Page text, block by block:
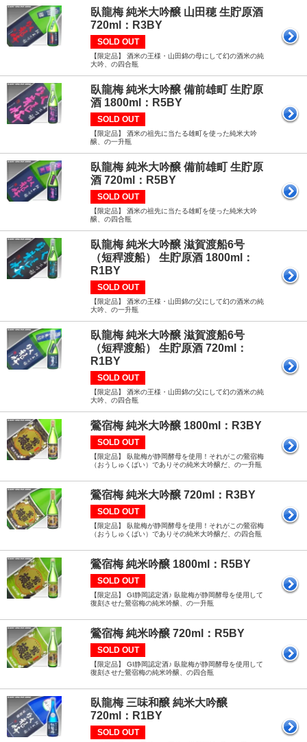
臥龍梅 純米大吟醸 山田穂 生貯原酒
720ml：R3BY
SOLD OUT
【限定品】 酒米の王様・山田錦の母にして幻の酒米の純
大吟、の四合瓶
臥龍梅 純米大吟醸 備前雄町 生貯原
酒 1800ml：R5BY
SOLD OUT
【限定品】 酒米の祖先に当たる雄町を使った純米大吟
醸、の一升瓶
臥龍梅 純米大吟醸 備前雄町 生貯原
酒 720ml：R5BY
SOLD OUT
【限定品】 酒米の祖先に当たる雄町を使った純米大吟
醸、の四合瓶
臥龍梅 純米大吟醸 滋賀渡船6号
（短稈渡船） 生貯原酒 1800ml：
R1BY
SOLD OUT
【限定品】 酒米の王様・山田錦の父にして幻の酒米の純
大吟、の一升瓶
臥龍梅 純米大吟醸 滋賀渡船6号
（短稈渡船） 生貯原酒 720ml：
R1BY
SOLD OUT
【限定品】 酒米の王様・山田錦の父にして幻の酒米の純
大吟、の四合瓶
鶯宿梅 純米大吟醸 1800ml：R3BY
SOLD OUT
【限定品】 臥龍梅が静岡酵母を使用！それがこの鶯宿梅
（おうしゅくばい）でありその純米大吟醸だ、の一升瓶
鶯宿梅 純米大吟醸 720ml：R3BY
SOLD OUT
【限定品】 臥龍梅が静岡酵母を使用！それがこの鶯宿梅
（おうしゅくばい）でありその純米大吟醸だ、の四合瓶
鶯宿梅 純米吟醸 1800ml：R5BY
SOLD OUT
【限定品】 GI静岡認定酒♪ 臥龍梅が静岡酵母を使用して
復刻させた鶯宿梅の純米吟醸、の一升瓶
鶯宿梅 純米吟醸 720ml：R5BY
SOLD OUT
【限定品】 GI静岡認定酒♪ 臥龍梅が静岡酵母を使用して
復刻させた鶯宿梅の純米吟醸、の四合瓶
臥龍梅 三味和醸 純米大吟醸
720ml：R1BY
SOLD OUT